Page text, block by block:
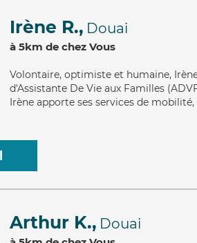
Irène R., Douai
à 5km de chez Vous
Volontaire, optimiste et humaine,
d'Assistante De Vie aux Familles
Irène apporte ses services de
Arthur K., Douai